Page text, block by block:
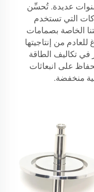
عديدة. تُحسِّن
التي تستخدم
الخاصة بصمامات
للعادم من إنتاجيتها
في تكاليف الطاقة
على انبعاثات
منخفضة.